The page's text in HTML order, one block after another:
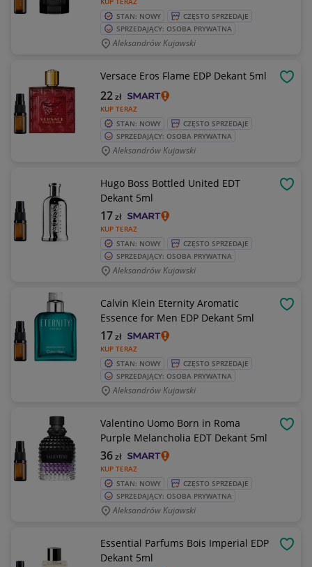
STAN: NOWY
CZĘSTO SPRZEDAJE
SPRZEDAJĄCY: OSOBA PRYWATNA
Aleksandrów Kujawski
Versace Eros Flame EDP Dekant 5ml
KUP TERAZ
22zł
STAN: NOWY
CZĘSTO SPRZEDAJE
SPRZEDAJĄCY: OSOBA PRYWATNA
Aleksandrów Kujawski
Hugo Boss Bottled United EDT
Dekant 5ml
KUP TERAZ
17zł
STAN: NOWY
CZĘSTO SPRZEDAJE
SPRZEDAJĄCY: OSOBA PRYWATNA
Aleksandrów Kujawski
Calvin Klein Eternity Aromatic
Essence for Men EDP Dekant 5ml
KUP TERAZ
17zł
STAN: NOWY
CZĘSTO SPRZEDAJE
SPRZEDAJĄCY: OSOBA PRYWATNA
Aleksandrów Kujawski
Valentino Uomo Born in Roma
Purple Melancholia EDT Dekant 5ml
KUP TERAZ
36zł
STAN: NOWY
CZĘSTO SPRZEDAJE
SPRZEDAJĄCY: OSOBA PRYWATNA
Aleksandrów Kujawski
Essential Parfums Bois Imperial EDP
Dekant 5ml